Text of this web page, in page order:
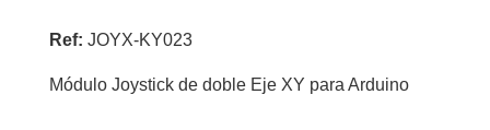
Ref: JOYX-KY023
Módulo Joystick de doble Eje XY para Arduino